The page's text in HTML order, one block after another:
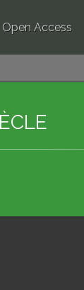
Open Access